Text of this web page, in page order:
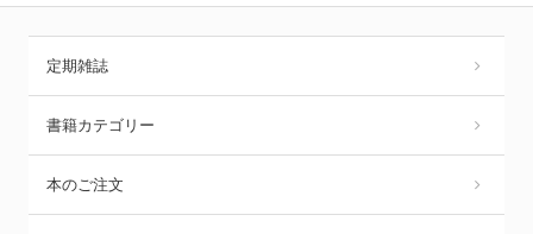
定期雑誌
書籍カテゴリー
本のご注文